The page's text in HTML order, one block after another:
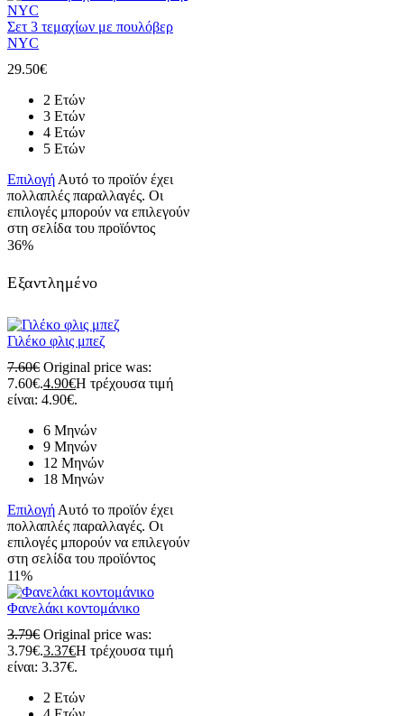
Σετ 3 τεμαχίων με πουλόβερ
NYC
29.50€
2 Ετών
3 Ετών
4 Ετών
5 Ετών
Επιλογή Αυτό το προϊόν έχει
πολλαπλές παραλλαγές. Οι
επιλογές μπορούν να επιλεγούν
στη σελίδα του προϊόντος
36%
Εξαντλημένο
Γιλέκο φλις μπεζ
7.60€ Original price was:
7.60€.4.90€Η τρέχουσα τιμή
είναι: 4.90€.
6 Μηνών
9 Μηνών
12 Μηνών
18 Μηνών
Επιλογή Αυτό το προϊόν έχει
πολλαπλές παραλλαγές. Οι
επιλογές μπορούν να επιλεγούν
στη σελίδα του προϊόντος
11%
Φανελάκι κοντομάνικο
3.79€ Original price was:
3.79€.3.37€Η τρέχουσα τιμή
είναι: 3.37€.
2 Ετών